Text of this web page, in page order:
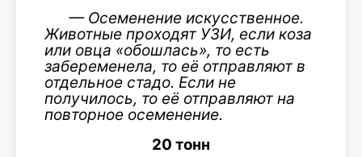
— Осеменение искусственное.
Животные проходят УЗИ, если коза
или овца «обошлась», то есть
забеременела, то её отправляют в
отдельное стадо. Если не
получилось, то её отправляют на
повторное осеменение.
20 тонн